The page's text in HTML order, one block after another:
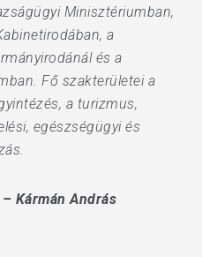
Minisztériumban,
a
és a
Fő szakterületei a
a turizmus,
egészségügyi és
Kármán András